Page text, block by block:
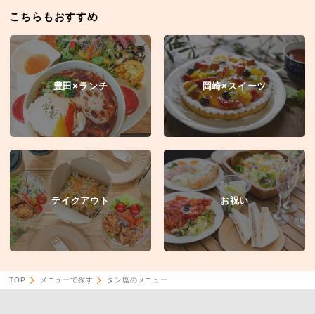
こちらもおすすめ
豊田×ランチ 岡崎×スイーツ
テイクアウト お祝い
TOP メニューで探す タン塩のメニュー